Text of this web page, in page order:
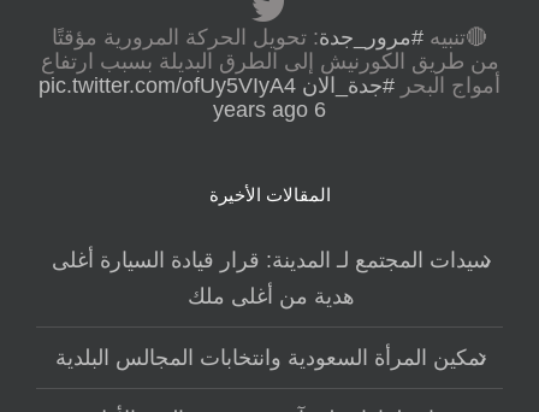
🔴تنبيه #مرور_جدة: تحويل الحركة المرورية مؤقتًا
من طريق الكورنيش إلى الطرق البديلة بسبب ارتفاع
أمواج البحر #جدة_الان pic.twitter.com/ofUy5VIyA4
6 years ago
المقالات الأخيرة
سيدات المجتمع لـ المدينة: قرار قيادة السيارة أغلى
هدية من أغلى ملك
تمكين المرأة السعودية وانتخابات المجالس البلدية